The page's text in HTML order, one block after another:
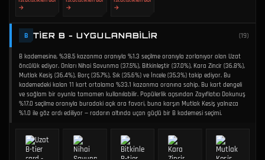
→
→
→
B TIER B - UYGULANABILIR (19)
B kademesine, %38.5 kazanma oranıyla %1.3 seçilme oranıyla zorlanıyor olan Uzat
öncülük ediyor. Onları Nihai Savunma (37.5%), Bitkinleştir (37.0%), Kara Zincir (36.8%),
Mutlak Kesiş (36.4%), Borç (35.7%), Sık (35.6%) ve İncele (35.3%) takip ediyor. Bu
kademedeki kalan 11 kart ortalama %33.1 kazanma oranına sahip. Bu kart dengeli
ve sağlam bir oyunla tamamen kullanılabilir. Popülerlik açısından Zayıflatıcı Dokunuş
%17.0 seçilme oranıyla buradaki açık ara favori, buna karşın Mutlak Kesiş yalnızca
%1.0 ile göz ardı ediliyor — radarın altında uçan güçlü bir B kademesi seçimi.